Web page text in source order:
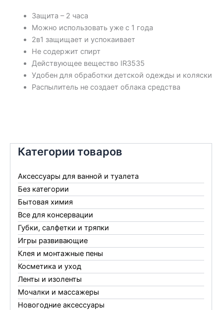
Категории товаров
Аксессуары для ванной и туалета
Без категории
Бытовая химия
Все для консервации
Губки, салфетки и тряпки
Игры развивающие
Клея и монтажные пены
Косметика и уход
Ленты и изоленты
Мочалки и массажеры
Новогодние аксессуары
1года
Защита – 2 часа
Можно использовать уже с 1 года
2в1 защищает и успокаивает
Не содержит спирт
Действующее вещество IR3535
Удобен для обработки детской одежды и коляски
Распылитель не создает облака средства